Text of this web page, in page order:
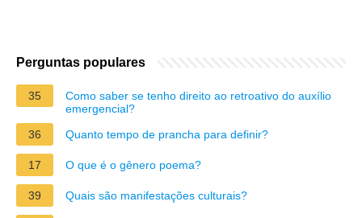
Perguntas populares
35
Como saber se tenho direito ao retroativo do auxílio
emergencial?
36
Quanto tempo de prancha para definir?
17 O que é o gênero poema?
39 Quais são manifestações culturais?